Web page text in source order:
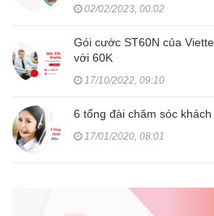
02/02/2023, 00:02
Gói cước ST60N của
với 60K
17/10/2022, 09:10
6 tổng đài chăm sóc
17/01/2020, 08:01